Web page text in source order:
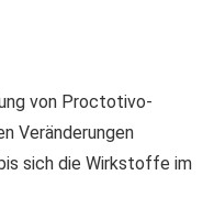
von Proctotivo-
Veränderungen
sich die Wirkstoffe im